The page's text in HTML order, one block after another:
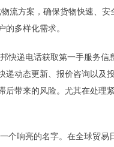
流方案，确保货物快速、
的多样化需求。
快递电话获取第一手服务
递动态更新、报价咨询以及
后带来的风险。尤其在处理
个响亮的名字。在全球贸